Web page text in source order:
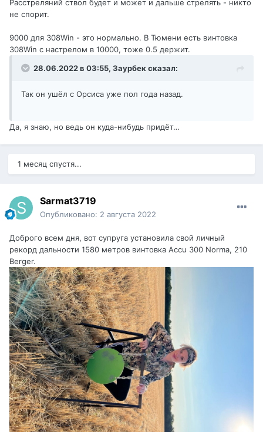
Вопреки тому, что говорят другие,
раньше, чем непритертый. По нашему
опыту, наши стволы обычно служат
Пуговицы перевод это дорн . Давленые стволы у
немцев, новя Зеландия, многие .
Расстреляний ствол будет и может и дальше стрелять - никто
не спорит.
9000 для 308Win - это нормально. В Тюмени есть винтовка
308Win с настрелом в 10000, тоже 0.5 держит.
28.06.2022 в 03:55, Заурбексказал:
Так он ушёл с Орсиса уже пол года назад.
Да, я знаю, но ведь он куда-нибудь придёт…
1 месяц спустя...
Sarmat3719
Опубликовано: 2 августа 2022
Доброго всем дня, вот супруга установила свой личный
рекорд дальности 1580 метров винтовка Accu 300 Norma, 210
Berger.